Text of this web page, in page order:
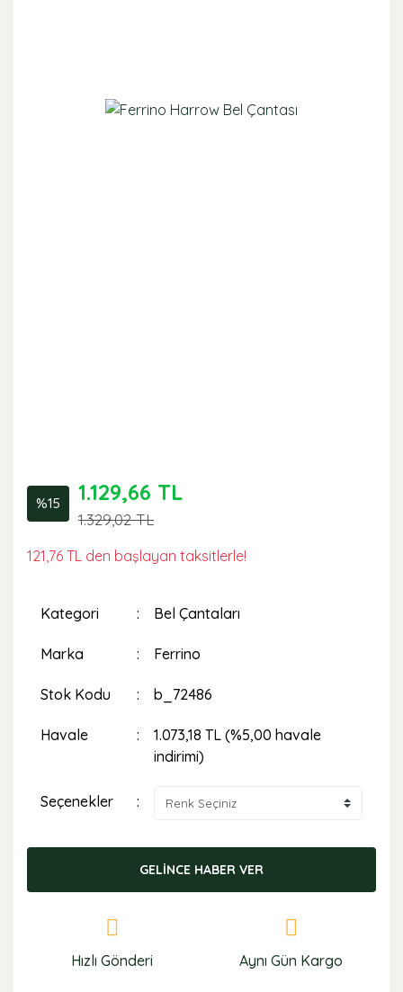
%15 1.129,66 TL
1.329,02 TL
121,76 TL den başlayan taksitlerle!
Kategori Bel Çantaları
Marka Ferrino
Stok Kodu b_72486
Havale
1.073,18 TL (%5,00 havale
indirimi)
Seçenekler
GELİNCE HABER VER
Hızlı Gönderi Aynı Gün Kargo